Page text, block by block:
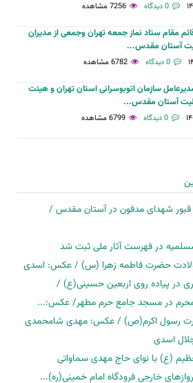
0 دیدگاه 7256 مشاهده
مقام ستاد نماز جمعه تهران وجمعی از مدیران
آستان مقدس...
0 دیدگاه 6782 مشاهده
سازمان اتوبوسرانی استان تهران و هیئت
آستان مقدس...
0 دیدگاه 6799 مشاهده
قبور شهدای مدفون در آستان مقدس /
در فهرست آثار ملی ثبت شد
حضرت فاطمه زهرا (س) / عکس: اسدی
در پیاده روی اربعین حسینی(ع) /
محرم در مسجد جامع حرم مطهر/ عکس:...
رسول اکرم(ص) / عکس: مهدی شامحمدی
اسدی
(ع) با نوای حاج مهدی سماواتی
خارجی فرودگاه امام خمینی(ره)...